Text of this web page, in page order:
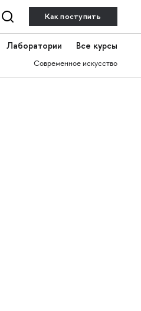
Как поступить
Лаборатории Все курсы
Современное искусство